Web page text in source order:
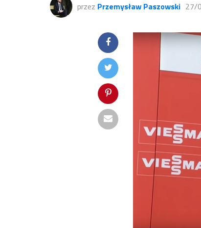
przez Przemysław Paszowski 27/